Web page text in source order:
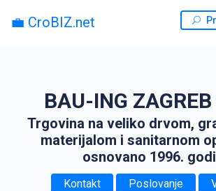
💼 CroBIZ.net
BAU-ING
Trgovina na veliko drvom,
materijalom i sanitarnom
osnovano 1996.
Kontakt Poslovanje